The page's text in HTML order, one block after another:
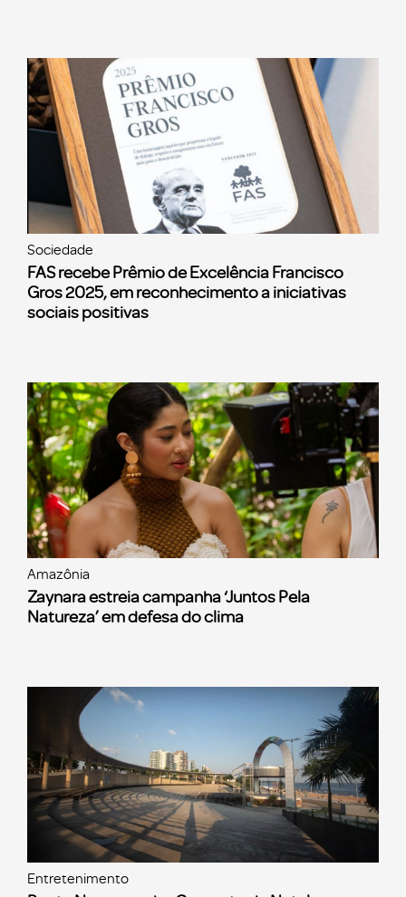
Sociedade
FAS recebe Prêmio de Excelência Francisco
Gros 2025, em reconhecimento a iniciativas
sociais positivas
Amazônia
Zaynara estreia campanha ‘Juntos Pela
Natureza’ em defesa do clima
Entretenimento